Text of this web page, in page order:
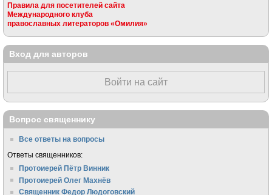
Правила для посетителей сайта
Международного клуба
православных литераторов «Омилия»
Вход для авторов
Войти на сайт
Вопрос священнику
Все ответы на вопросы
Ответы священников:
Протоиерей Пётр Винник
Протоиерей Олег Махнёв
Священник Федор Людоговский